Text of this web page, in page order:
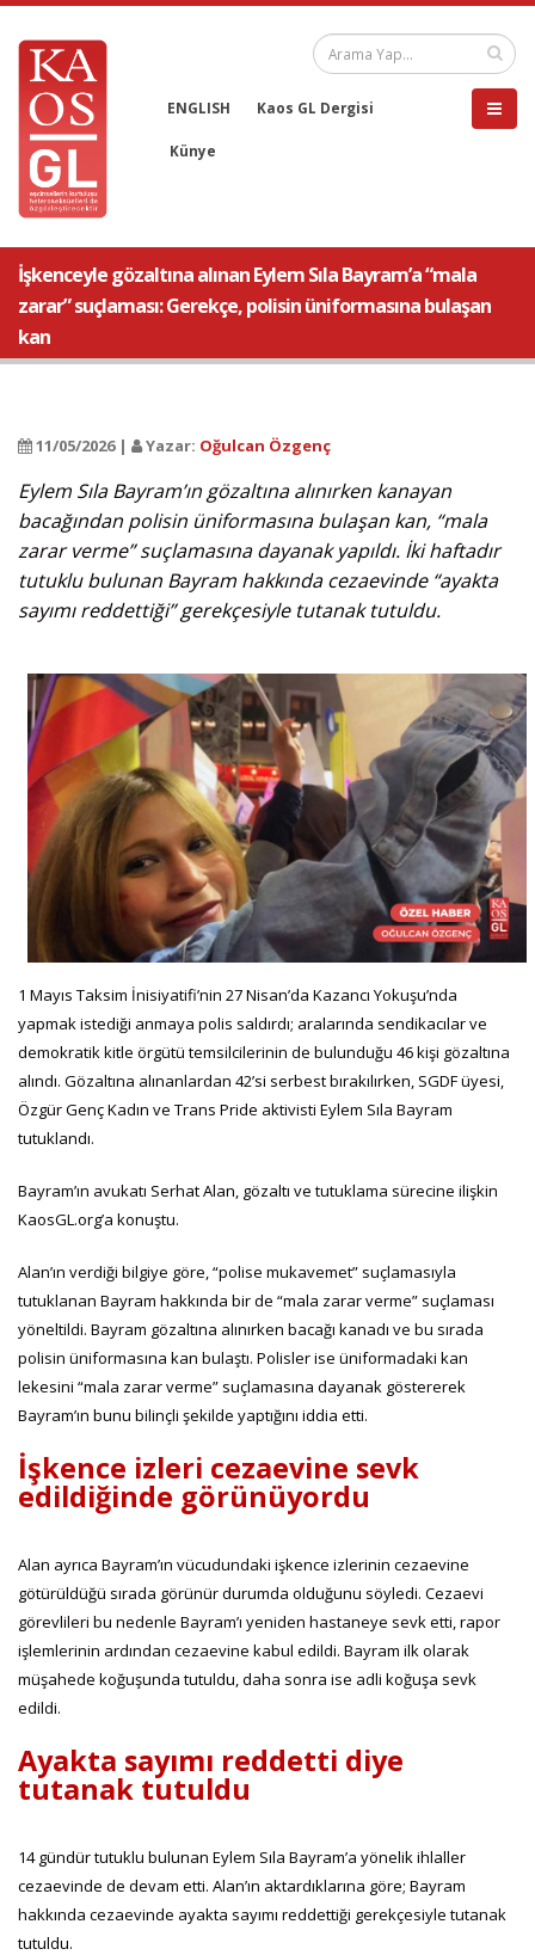
ENGLISH Kaos GL Dergisi
Künye
İşkenceyle gözaltına alınan Eylem Sıla Bayram’a “mala
zarar” suçlaması: Gerekçe, polisin üniformasına bulaşan
kan
11/05/2026 | Yazar: Oğulcan Özgenç
Eylem Sıla Bayram’ın gözaltına alınırken kanayan
bacağından polisin üniformasına bulaşan kan, “mala
zarar verme” suçlamasına dayanak yapıldı. İki haftadır
tutuklu bulunan Bayram hakkında cezaevinde “ayakta
sayımı reddettiği” gerekçesiyle tutanak tutuldu.
1 Mayıs Taksim İnisiyatifi’nin 27 Nisan’da Kazancı Yokuşu’nda
yapmak istediği anmaya polis saldırdı; aralarında sendikacılar ve
demokratik kitle örgütü temsilcilerinin de bulunduğu 46 kişi gözaltına
alındı. Gözaltına alınanlardan 42’si serbest bırakılırken, SGDF üyesi,
Özgür Genç Kadın ve Trans Pride aktivisti Eylem Sıla Bayram
tutuklandı.
Bayram’ın avukatı Serhat Alan, gözaltı ve tutuklama sürecine ilişkin
KaosGL.org’a konuştu.
Alan’ın verdiği bilgiye göre, “polise mukavemet” suçlamasıyla
tutuklanan Bayram hakkında bir de “mala zarar verme” suçlaması
yöneltildi. Bayram gözaltına alınırken bacağı kanadı ve bu sırada
polisin üniformasına kan bulaştı. Polisler ise üniformadaki kan
lekesini “mala zarar verme” suçlamasına dayanak göstererek
Bayram’ın bunu bilinçli şekilde yaptığını iddia etti.
İşkence izleri cezaevine sevk
edildiğinde görünüyordu
Alan ayrıca Bayram’ın vücudundaki işkence izlerinin cezaevine
götürüldüğü sırada görünür durumda olduğunu söyledi. Cezaevi
görevlileri bu nedenle Bayram’ı yeniden hastaneye sevk etti, rapor
işlemlerinin ardından cezaevine kabul edildi. Bayram ilk olarak
müşahede koğuşunda tutuldu, daha sonra ise adli koğuşa sevk
edildi.
Ayakta sayımı reddetti diye
tutanak tutuldu
14 gündür tutuklu bulunan Eylem Sıla Bayram’a yönelik ihlaller
cezaevinde de devam etti. Alan’ın aktardıklarına göre; Bayram
hakkında cezaevinde ayakta sayımı reddettiği gerekçesiyle tutanak
tutuldu.